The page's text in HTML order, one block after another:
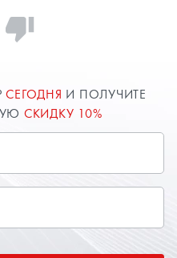
СЕГОДНЯ И ПОЛУЧИТЕ
СКИДКУ 10%